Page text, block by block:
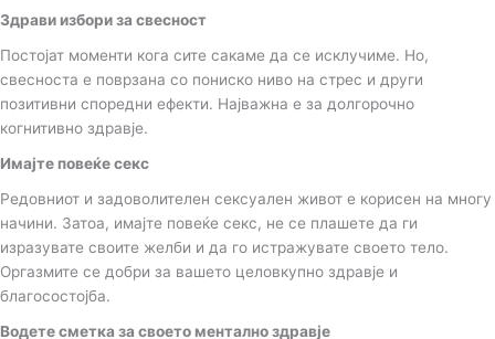
Здрави избори за свесност
Постојат моменти кога сите сакаме да се исклучиме. Но,
свесноста е поврзана со пониско ниво на стрес и други
позитивни споредни ефекти. Најважна е за долгорочно
когнитивно здравје.
Имајте повеќе секс
Редовниот и задоволителен сексуален живот е корисен на многу
начини. Затоа, имајте повеќе секс, не се плашете да ги
изразувате своите желби и да го истражувате своето тело.
Оргазмите се добри за вашето целовкупно здравје и
благосостојба.
Водете сметка за своето ментално здравје